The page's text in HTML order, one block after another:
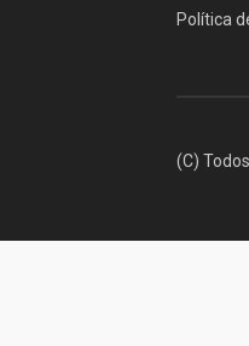
Política
(C)